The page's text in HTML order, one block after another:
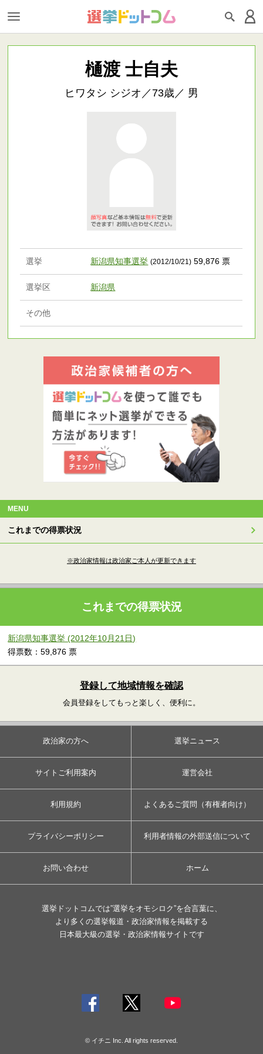
樋渡 士自夫
ヒワタシ シジオ／73歳／ 男
選挙 新潟県知事選挙 (2012/10/21) 59,876 票
選挙区 新潟県
その他
MENU
これまでの得票状況
※政治家情報は政治家ご本人が更新できます
これまでの得票状況
新潟県知事選挙 (2012年10月21日)
得票数：59,876 票
登録して地域情報を確認
会員登録をしてもっと楽しく、便利に。
政治家の方へ 選挙ニュース
サイトご利用案内 運営会社
利用規約 よくあるご質問（有権者向け）
プライバシーポリシー 利用者情報の外部送信について
お問い合わせ ホーム
選挙ドットコムでは”選挙をオモシロク”を合言葉に、
より多くの選挙報道・政治家情報を掲載する
日本最大級の選挙・政治家情報サイトです
© イチニ Inc. All rights reserved.